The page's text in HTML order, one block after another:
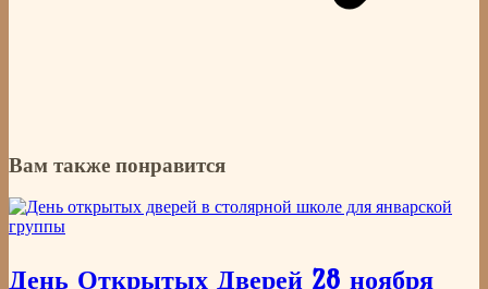
Вам также понравится
День Открытых Дверей 28 ноября